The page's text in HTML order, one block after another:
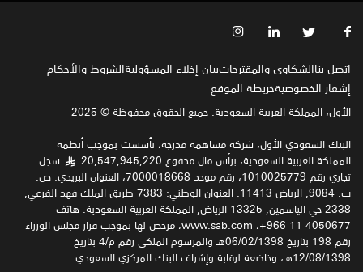
اتصل بناالشكاوى والمقترحاتبيان إخلاء المسؤوليةالشروط والأحكام
إشعار الخصوصية‍خريطة الموقع
الأول، المملكة العربية السعودية. جميع الحقوق محفوظة © 2025
البنك السعودي الأول، شركة مساهمة مدرجة، تأسست بموجب أنظمة
المملكة العربية السعودية، برأس مال مدفوع 20,547,945,220
§
سجل
تجاري رقم 1010025779، رقم موحد 7000018668، العنوان البريدي: ص.
ب. 9084, الرياض 11413. العنوان الوطني: 7383 طريق الملك فهد الفرعي,
2338 حي الياسمين, 13325 الرياض, المملكة العربية السعودية. هاتف
4050677 11 966+، www.sab.com، مرخص لها بموجب قرار مجلس الوزراء
رقم 198 بتاريخ 06/02/1398هـ والمرسوم الملكي رقم م/4 بتاريخ
12/08/1398هـ، وخاضعة لرقابة وإشراف البنك المركزي السعودي.